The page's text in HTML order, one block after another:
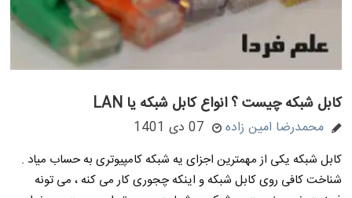
کابل شبکه چیست ؟ انواع کابل شبکه یا LAN
محمدرضا امین زاده 07 دی 1401
کابل شبکه یکی از مهمترین اجزای یه شبکه کامپیوتری به حساب میاد .
شناخت کافی روی کابل شبکه و اینکه چجوری کار می کنه ، می تونه